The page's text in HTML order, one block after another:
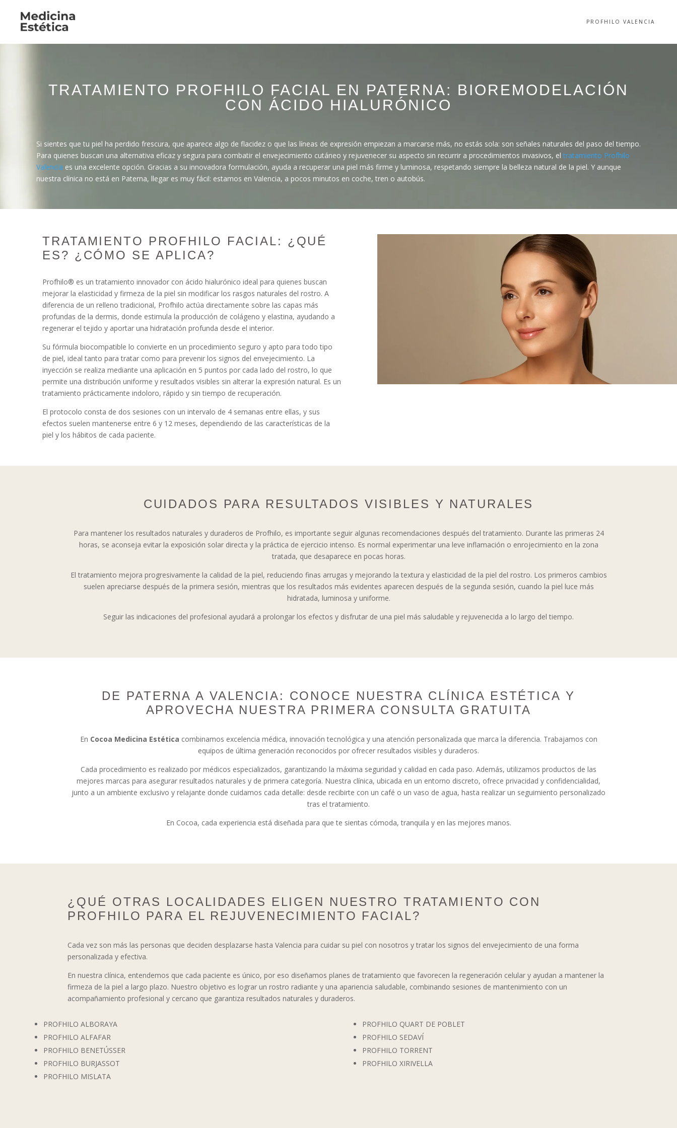
PROFHILO VALENCIA
TRATAMIENTO PROFHILO FACIAL EN PATERNA: BIOREMODELACIÓN
CON ÁCIDO HIALURÓNICO
Si sientes que tu piel ha perdido frescura, que aparece algo de flacidez o que las líneas de expresión empiezan a marcarse más, no estás sola: son señales naturales del paso del tiempo.
Para quienes buscan una alternativa eficaz y segura para combatir el envejecimiento cutáneo y rejuvenecer su aspecto sin recurrir a procedimientos invasivos, el tratamiento Profhilo
Valencia es una excelente opción. Gracias a su innovadora formulación, ayuda a recuperar una piel más firme y luminosa, respetando siempre la belleza natural de la piel. Y aunque
nuestra clínica no está en Paterna, llegar es muy fácil: estamos en Valencia, a pocos minutos en coche, tren o autobús.
TRATAMIENTO PROFHILO FACIAL: ¿QUÉ
ES? ¿CÓMO SE APLICA?
Profhilo® es un tratamiento innovador con ácido hialurónico ideal para quienes buscan
mejorar la elasticidad y firmeza de la piel sin modificar los rasgos naturales del rostro. A
diferencia de un relleno tradicional, Profhilo actúa directamente sobre las capas más
profundas de la dermis, donde estimula la producción de colágeno y elastina, ayudando a
regenerar el tejido y aportar una hidratación profunda desde el interior.
Su fórmula biocompatible lo convierte en un procedimiento seguro y apto para todo tipo
de piel, ideal tanto para tratar como para prevenir los signos del envejecimiento. La
inyección se realiza mediante una aplicación en 5 puntos por cada lado del rostro, lo que
permite una distribución uniforme y resultados visibles sin alterar la expresión natural. Es un
tratamiento prácticamente indoloro, rápido y sin tiempo de recuperación.
El protocolo consta de dos sesiones con un intervalo de 4 semanas entre ellas, y sus
efectos suelen mantenerse entre 6 y 12 meses, dependiendo de las características de la
piel y los hábitos de cada paciente.
CUIDADOS PARA RESULTADOS VISIBLES Y NATURALES
Para mantener los resultados naturales y duraderos de Profhilo, es importante seguir algunas recomendaciones después del tratamiento. Durante las primeras 24
horas, se aconseja evitar la exposición solar directa y la práctica de ejercicio intenso. Es normal experimentar una leve inflamación o enrojecimiento en la zona
tratada, que desaparece en pocas horas.
El tratamiento mejora progresivamente la calidad de la piel, reduciendo finas arrugas y mejorando la textura y elasticidad de la piel del rostro. Los primeros cambios
suelen apreciarse después de la primera sesión, mientras que los resultados más evidentes aparecen después de la segunda sesión, cuando la piel luce más
hidratada, luminosa y uniforme.
Seguir las indicaciones del profesional ayudará a prolongar los efectos y disfrutar de una piel más saludable y rejuvenecida a lo largo del tiempo.
DE PATERNA A VALENCIA: CONOCE NUESTRA CLÍNICA ESTÉTICA Y
APROVECHA NUESTRA PRIMERA CONSULTA GRATUITA
En Cocoa Medicina Estética combinamos excelencia médica, innovación tecnológica y una atención personalizada que marca la diferencia. Trabajamos con
equipos de última generación reconocidos por ofrecer resultados visibles y duraderos.
Cada procedimiento es realizado por médicos especializados, garantizando la máxima seguridad y calidad en cada paso. Además, utilizamos productos de las
mejores marcas para asegurar resultados naturales y de primera categoría. Nuestra clínica, ubicada en un entorno discreto, ofrece privacidad y confidencialidad,
junto a un ambiente exclusivo y relajante donde cuidamos cada detalle: desde recibirte con un café o un vaso de agua, hasta realizar un seguimiento personalizado
tras el tratamiento.
En Cocoa, cada experiencia está diseñada para que te sientas cómoda, tranquila y en las mejores manos.
¿QUÉ OTRAS LOCALIDADES ELIGEN NUESTRO TRATAMIENTO CON
PROFHILO PARA EL REJUVENECIMIENTO FACIAL?
Cada vez son más las personas que deciden desplazarse hasta Valencia para cuidar su piel con nosotros y tratar los signos del envejecimiento de una forma
personalizada y efectiva.
En nuestra clínica, entendemos que cada paciente es único, por eso diseñamos planes de tratamiento que favorecen la regeneración celular y ayudan a mantener la
firmeza de la piel a largo plazo. Nuestro objetivo es lograr un rostro radiante y una apariencia saludable, combinando sesiones de mantenimiento con un
acompañamiento profesional y cercano que garantiza resultados naturales y duraderos.
PROFHILO ALBORAYA
PROFHILO ALFAFAR
PROFHILO BENETÚSSER
PROFHILO BURJASSOT
PROFHILO MISLATA
PROFHILO QUART DE POBLET
PROFHILO SEDAVÍ
PROFHILO TORRENT
PROFHILO XIRIVELLA